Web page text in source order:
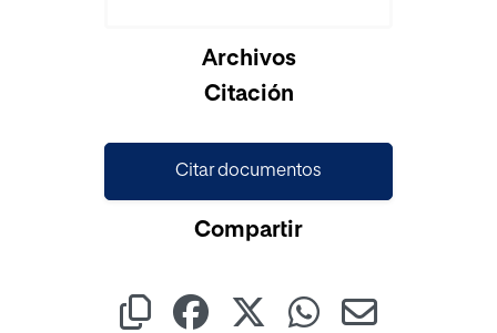
Archivos
Citación
Citar documentos
Compartir